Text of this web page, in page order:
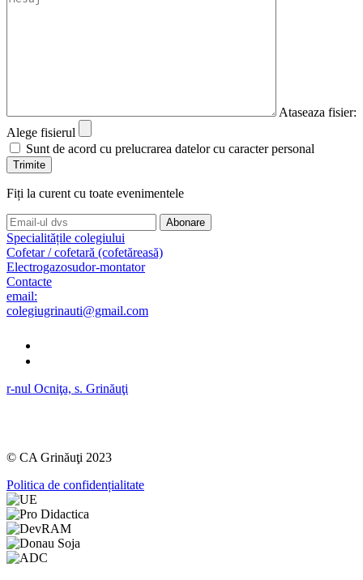
Ataseaza fisier:
Alege fisierul
Sunt de acord cu prelucrarea datelor cu caracter personal
Fiți la curent cu toate evenimentele
Abonare
Specialitățile colegiului
Cofetar / cofetară (cofetăreasă)
Electrogazosudor-montator
Contacte
email:
colegiugrinauti@gmail.com
r-nul Ocniţa, s. Grinăuţi
© CA Grinăuţi 2023
Politica de confidențialitate